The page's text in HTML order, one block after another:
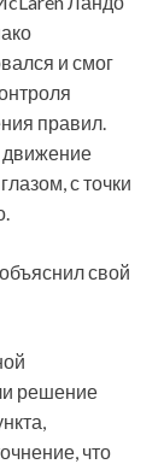
и смог
правил.
движение
с точки
свой
решение
что